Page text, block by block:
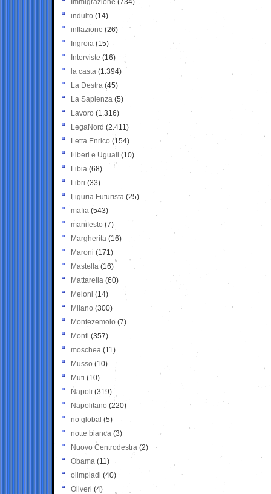
Immigrazione (734)
indulto (14)
inflazione (26)
Ingroia (15)
Interviste (16)
la casta (1.394)
La Destra (45)
La Sapienza (5)
Lavoro (1.316)
LegaNord (2.411)
Letta Enrico (154)
Liberi e Uguali (10)
Libia (68)
Libri (33)
Liguria Futurista (25)
mafia (543)
manifesto (7)
Margherita (16)
Maroni (171)
Mastella (16)
Mattarella (60)
Meloni (14)
Milano (300)
Montezemolo (7)
Monti (357)
moschea (11)
Musso (10)
Muti (10)
Napoli (319)
Napolitano (220)
no global (5)
notte bianca (3)
Nuovo Centrodestra (2)
Obama (11)
olimpiadi (40)
Oliveri (4)